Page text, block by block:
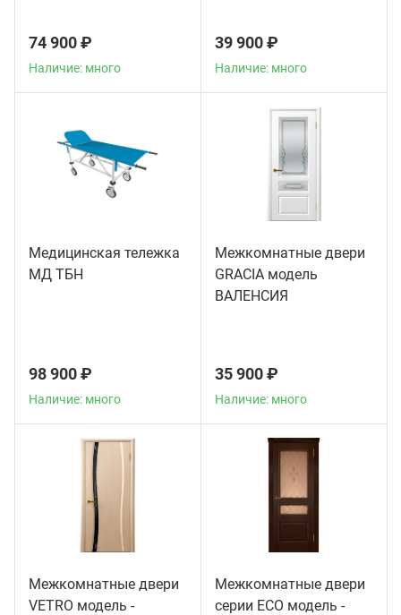
74 900 ₽
Наличие: много
39 900 ₽
Наличие: много
Медицинская тележка
МД ТБН
98 900 ₽
Наличие: много
Межкомнатные двери
GRACIA модель
ВАЛЕНСИЯ
35 900 ₽
Наличие: много
Межкомнатные двери
VETRO модель -
Межкомнатные двери
серии ECO модель -